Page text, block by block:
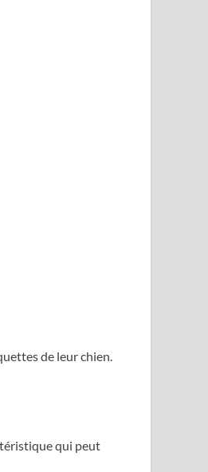
de leur chien.
qui peut